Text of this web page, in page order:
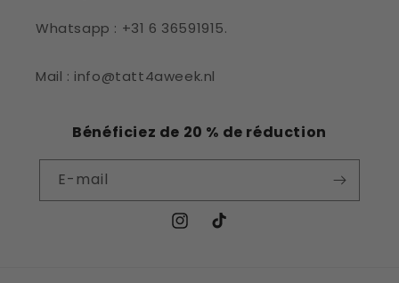
Whatsapp : +31 6 36591915.
Mail : info@tatt4aweek.nl
Bénéficiez de 20 % de réduction
E-mail
Instagram
TikTok